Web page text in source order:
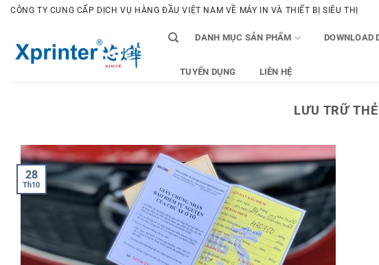
Bỏ
dung
CÔNG TY CUNG CẤP DỊCH VỤ HÀNG ĐẦU VIỆT NAM VỀ MÁY IN VÀ THIẾT BỊ SIÊU THỊ
DANH MỤC SẢN PHẨM DOWNLOAD
TUYỂN DỤNG LIÊN HỆ
LƯU TRỮ
28
Th10